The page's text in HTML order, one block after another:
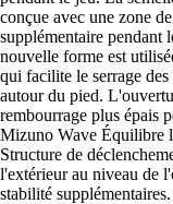
conçue avec une zone
supplémentaire pendant
nouvelle forme est
qui facilite le serrage
autour du pied.
rembourrage plus épais
Mizuno Wave Équilibre
Structure de
l'extérieur au niveau de
stabilité supplémentaires.